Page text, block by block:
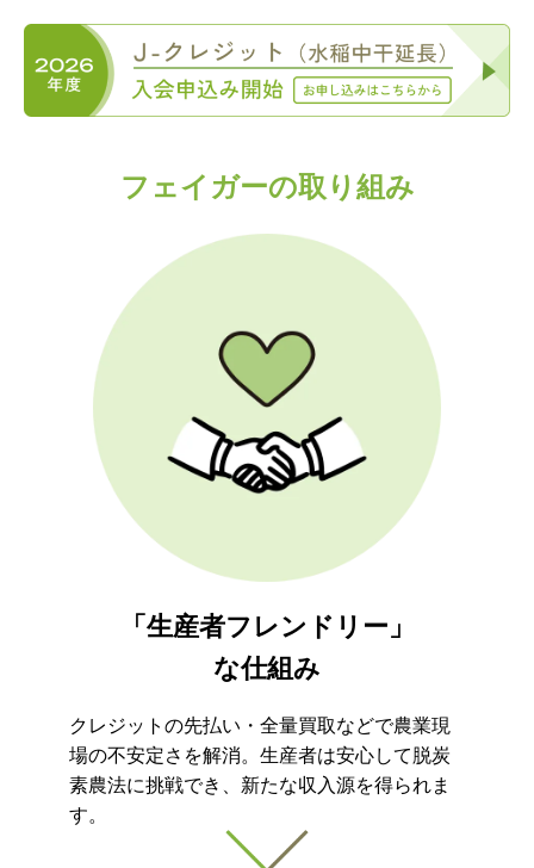
フェイガーの取り組み
「生産者フレンドリー」
な仕組み
クレジットの先払い・全量買取などで農業現
場の不安定さを解消。生産者は安心して脱炭
素農法に挑戦でき、新たな収入源を得られま
す。